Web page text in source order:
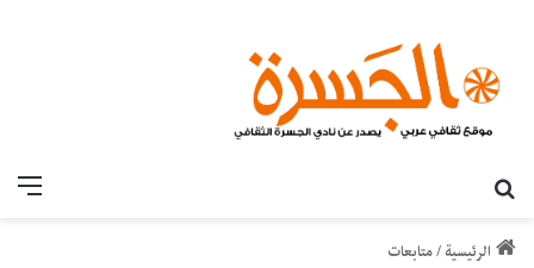
الرئيسية /متابعات